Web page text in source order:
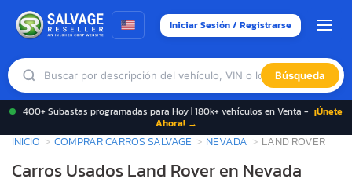
Iniciar Sesión / Registrarse
Búsqueda
400+ Subastas programadas para Hoy | 180k+ vehículos en Venta - ¡Únete
Ahora! →
INICIO COMPRAR CARROS SALVAGE NEVADA LAND ROVER
Carros Usados Land Rover en Nevada